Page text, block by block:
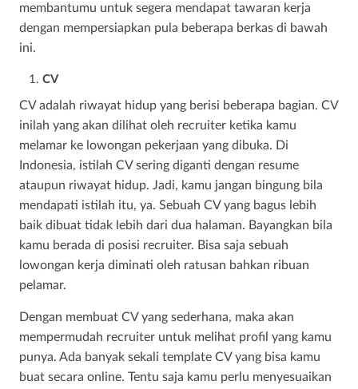
membantumu untuk segera mendapat tawaran kerja
dengan mempersiapkan pula beberapa berkas di bawah
ini.
CV
CV adalah riwayat hidup yang berisi beberapa bagian. CV
inilah yang akan dilihat oleh recruiter ketika kamu
melamar ke lowongan pekerjaan yang dibuka. Di
Indonesia, istilah CV sering diganti dengan resume
ataupun riwayat hidup. Jadi, kamu jangan bingung bila
mendapati istilah itu, ya. Sebuah CV yang bagus lebih
baik dibuat tidak lebih dari dua halaman. Bayangkan bila
kamu berada di posisi recruiter. Bisa saja sebuah
lowongan kerja diminati oleh ratusan bahkan ribuan
pelamar.
Dengan membuat CV yang sederhana, maka akan
mempermudah recruiter untuk melihat profil yang kamu
punya. Ada banyak sekali template CV yang bisa kamu
buat secara online. Tentu saja kamu perlu menyesuaikan